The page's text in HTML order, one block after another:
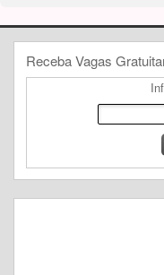
Receba Vagas